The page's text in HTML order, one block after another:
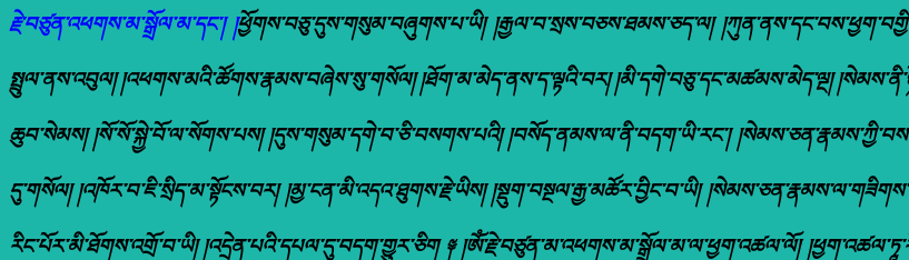
རྗེ་བཙུན་འཕགས་མ་སྒྲོལ་མ་དང་། །ཕྱོགས་བཅུ་དུས་གསུམ་བཞུགས་པ་ཡི། །རྒྱལ་བ་སྲས་བཅས་ཐམས་ཅད་ལ།
སྤྲུལ་ནས་འབུལ། །འཕགས་མའི་ཚོགས་རྣམས་བཞེས་སུ་གསོལ། །ཐོག་མ་མེད་ནས་ད་ལྟའི་བར། །མི་དགེ་བཅུ་དང་མཚམས་མེད་ལྔ།
ཆུབ་སེམས། །སོ་སོ་སྐྱེ་བོ་ལ་སོགས་པས། །དུས་གསུམ་དགེ་བ་ཅི་བསགས་པའི། །བསོད་ནམས་ལ་ནི་བདག་ཡི་རང་།
དུ་གསོལ། །འཁོར་བ་ཇི་སྲིད་མ་སྟོངས་བར། །མྱ་ངན་མི་འདའ་ཐུགས་རྗེ་ཡིས། །སྡུག་བསྔལ་རྒྱ་མཚོར་བྱིང་བ་ཡི།
རིང་པོར་མི་ཐོགས་འགྲོ་བ་ཡི། །འདྲེན་པའི་དཔལ་དུ་བདག་གྱུར་ཅིག ༈ །ཨོཾ་རྗེ་བཙུན་མ་འཕགས་མ་སྒྲོལ་མ་ལ་ཕྱག་འཚལ་ལོ།